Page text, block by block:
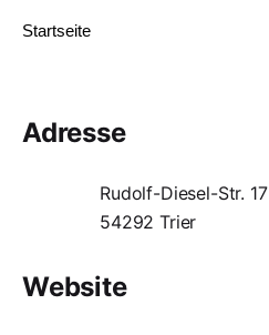
Startseite
Adresse
Rudolf-Diesel-Str. 17
54292 Trier
Website